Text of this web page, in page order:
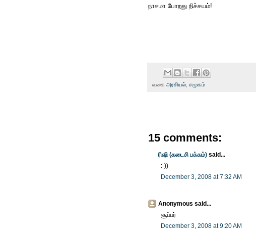
நாசமா போறது நிச்சயம்!
வகை அரசியல் சமூகம்
15 comments:
ரிஷி (கடைசி பக்கம்) said...
:-))
December 3, 2008 at 7:32 AM
Anonymous said...
சூப்பர்
December 3, 2008 at 9:20 AM